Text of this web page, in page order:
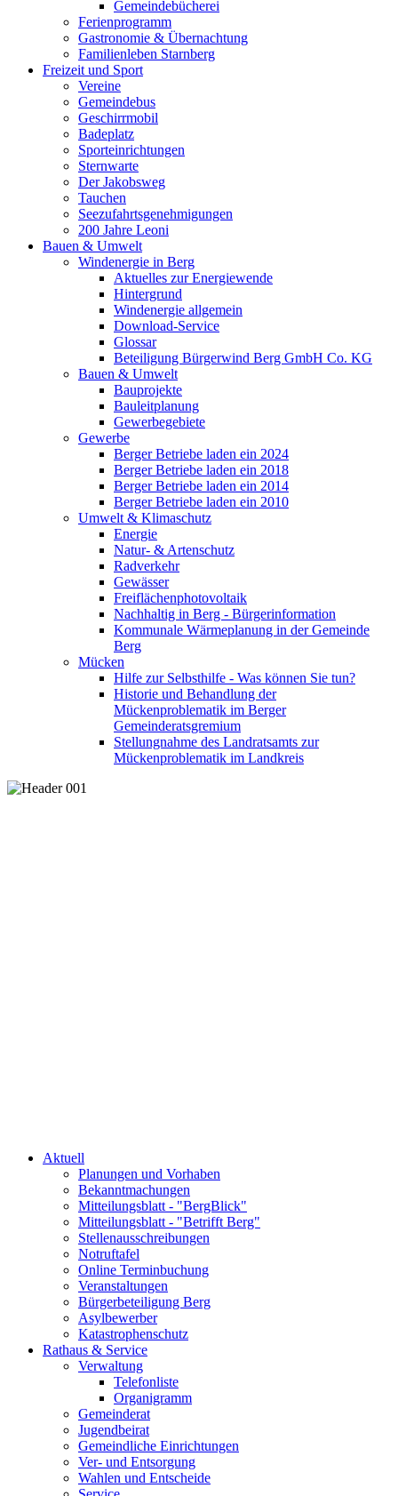
Gemeindebücherei
Ferienprogramm
Gastronomie & Übernachtung
Familienleben Starnberg
Freizeit und Sport
Vereine
Gemeindebus
Geschirrmobil
Badeplatz
Sporteinrichtungen
Sternwarte
Der Jakobsweg
Tauchen
Seezufahrtsgenehmigungen
200 Jahre Leoni
Bauen & Umwelt
Windenergie in Berg
Aktuelles zur Energiewende
Hintergrund
Windenergie allgemein
Download-Service
Glossar
Beteiligung Bürgerwind Berg GmbH Co. KG
Bauen & Umwelt
Bauprojekte
Bauleitplanung
Gewerbegebiete
Gewerbe
Berger Betriebe laden ein 2024
Berger Betriebe laden ein 2018
Berger Betriebe laden ein 2014
Berger Betriebe laden ein 2010
Umwelt & Klimaschutz
Energie
Natur- & Artenschutz
Radverkehr
Gewässer
Freiflächenphotovoltaik
Nachhaltig in Berg - Bürgerinformation
Kommunale Wärmeplanung in der Gemeinde
Berg
Mücken
Hilfe zur Selbsthilfe - Was können Sie tun?
Historie und Behandlung der
Mückenproblematik im Berger
Gemeinderatsgremium
Stellungnahme des Landratsamts zur
Mückenproblematik im Landkreis
Aktuell
Planungen und Vorhaben
Bekanntmachungen
Mitteilungsblatt - "BergBlick"
Mitteilungsblatt - "Betrifft Berg"
Stellenausschreibungen
Notruftafel
Online Terminbuchung
Veranstaltungen
Bürgerbeteiligung Berg
Asylbewerber
Katastrophenschutz
Rathaus & Service
Verwaltung
Telefonliste
Organigramm
Gemeinderat
Jugendbeirat
Gemeindliche Einrichtungen
Ver- und Entsorgung
Wahlen und Entscheide